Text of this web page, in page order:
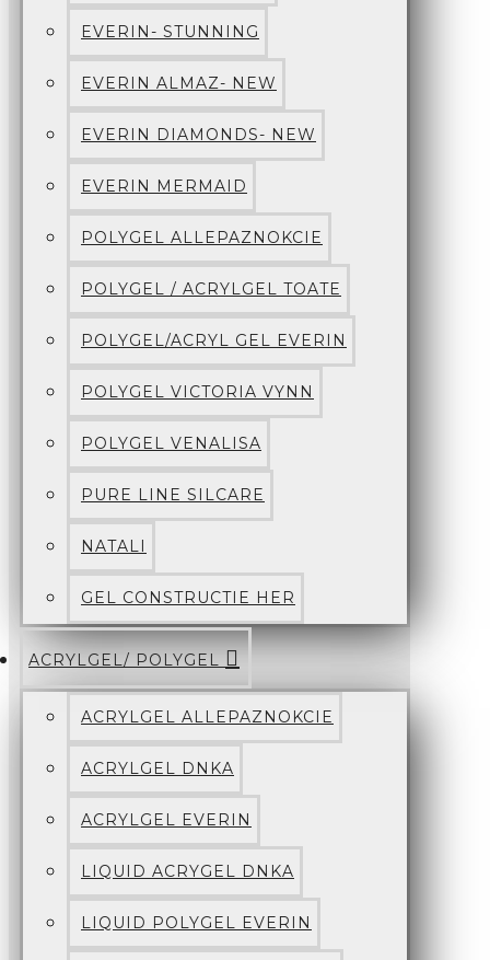
EVERIN- STUNNING
EVERIN ALMAZ- NEW
EVERIN DIAMONDS- NEW
EVERIN MERMAID
POLYGEL ALLEPAZNOKCIE
POLYGEL / ACRYLGEL TOATE
POLYGEL/ACRYL GEL EVERIN
POLYGEL VICTORIA VYNN
POLYGEL VENALISA
PURE LINE SILCARE
NATALI
GEL CONSTRUCTIE HER
ACRYLGEL/ POLYGEL
ACRYLGEL ALLEPAZNOKCIE
ACRYLGEL DNKA
ACRYLGEL EVERIN
LIQUID ACRYGEL DNKA
LIQUID POLYGEL EVERIN